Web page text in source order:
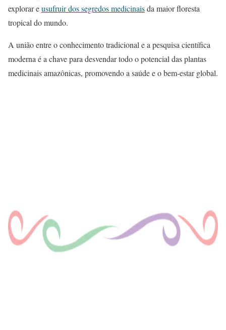
explorar eusufruir dos segredos medicinaisda maior floresta
tropical do mundo.
A união entre o conhecimento tradicional e a pesquisa científica
moderna é a chave para desvendar todo o potencial das plantas
medicinais amazônicas, promovendo a saúde e o bem-estar global.